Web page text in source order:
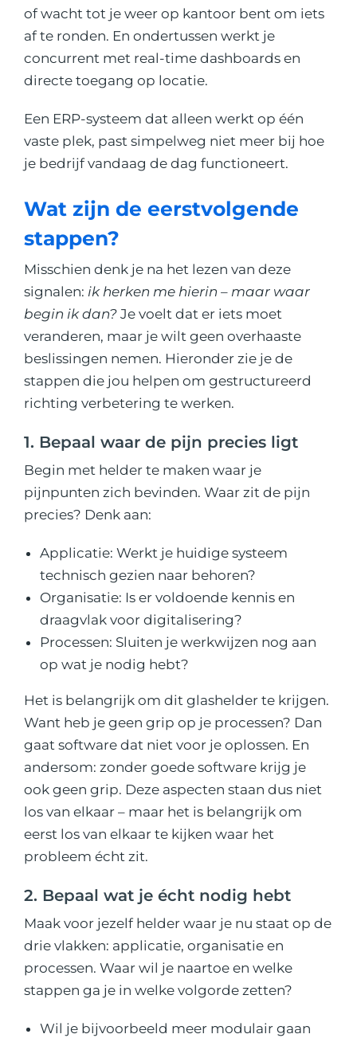
of wacht tot je weer op kantoor bent om iets
af te ronden. En ondertussen werkt je
concurrent met real-time dashboards en
directe toegang op locatie.
Een ERP-systeem dat alleen werkt op één
vaste plek, past simpelweg niet meer bij hoe
je bedrijf vandaag de dag functioneert.
Wat zijn de eerstvolgende
stappen?
Misschien denk je na het lezen van deze
signalen: ik herken me hierin – maar waar
begin ik dan?Je voelt dat er iets moet
veranderen, maar je wilt geen overhaaste
beslissingen nemen. Hieronder zie je de
stappen die jou helpen om gestructureerd
richting verbetering te werken.
1. Bepaal waar de pijn precies ligt
Begin met helder te maken waar je
pijnpunten zich bevinden. Waar zit de pijn
precies? Denk aan:
Applicatie: Werkt je huidige systeem
technisch gezien naar behoren?
Organisatie: Is er voldoende kennis en
draagvlak voor digitalisering?
Processen: Sluiten je werkwijzen nog aan
op wat je nodig hebt?
Het is belangrijk om dit glashelder te krijgen.
Want heb je geen grip op je processen? Dan
gaat software dat niet voor je oplossen. En
andersom: zonder goede software krijg je
ook geen grip. Deze aspecten staan dus niet
los van elkaar – maar het is belangrijk om
eerst los van elkaar te kijken waar het
probleem écht zit.
2. Bepaal wat je écht nodig hebt
Maak voor jezelf helder waar je nu staat op de
drie vlakken: applicatie, organisatie en
processen. Waar wil je naartoe en welke
stappen ga je in welke volgorde zetten?
Wil je bijvoorbeeld meer modulair gaan